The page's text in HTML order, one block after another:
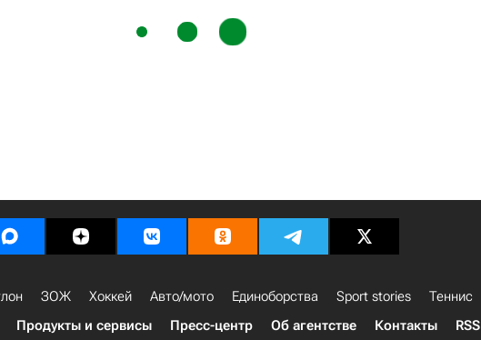
ЗОЖ Хоккей Авто/мото Единоборства Sport stories Теннис
Продукты и сервисы Пресс-центр Об агентстве Контакты RSS